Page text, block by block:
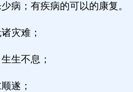
病；有疾病的可以的康复。
灾难；
生不息；
遂；